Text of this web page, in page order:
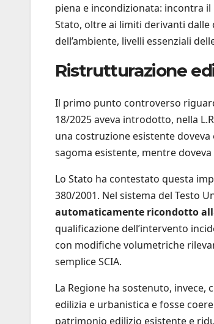
piena e incondizionata: incontra
Stato, oltre ai limiti derivanti
dell’ambiente, livelli essenziali
Ristrutturazione
Il primo punto controverso
18/2025 aveva introdotto, nella
una costruzione esistente
sagoma esistente, mentre
Lo Stato ha contestato questa
380/2001. Nel sistema del Testo
automaticamente ricondotto
qualificazione dell’intervento
con modifiche volumetriche
semplice SCIA.
La Regione ha sostenuto,
edilizia e urbanistica e fosse
patrimonio edilizio esistente e